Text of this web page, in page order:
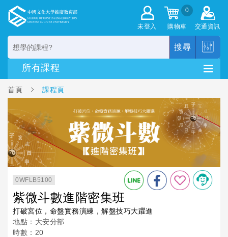
未登入
0
購物車 交通資訊
搜尋
首頁 課程頁
0WFLB5100
紫微斗數進階密集班
打破宮位，命盤實務演練，解盤技巧大躣進
地點：大安分部
時數：20